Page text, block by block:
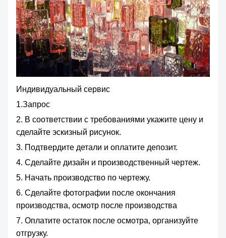
Индивидуальный сервис
1.Запрос
2. В соответствии с требованиями укажите цену и
сделайте эскизный рисунок.
3. Подтвердите детали и оплатите депозит.
4. Сделайте дизайн и производственный чертеж.
5. Начать производство по чертежу.
6. Сделайте фотографии после окончания
производства, осмотр после производства
7. Оплатите остаток после осмотра, организуйте
отгрузку.